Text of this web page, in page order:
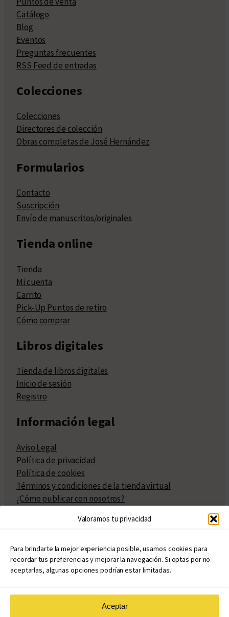
Valoramos tu privacidad
Para brindarte la mejor experiencia posible, usamos cookies para
recordar tus preferencias y mejorar la navegación. Si optas por no
aceptarlas, algunas opciones podrían estar limitadas.
Aceptar
Catálogo
Blog
Eventos
Preguntas frecuentes
RSS Feed de entradas
Colecciones
Colecciones
Directores de colección
Obras completas de José Hernández
Formularios
Contacto
Suscripción
Envío de manuscritos/originales
Tienda online
Tienda
Mi cuenta
Carrito
Pick-Up Puntos de retiro
Cómo comprar
Libros digitales
Tienda de libros digitales
Inicio de sesión
Registro
Información legal
Aviso Legal
Política de privacidad
Política de cookies
Términos y condiciones de la tienda virtual
¿Cómo publicar con nosotros?
Políticas de publicación
Políticas de coedición
Atribuciones